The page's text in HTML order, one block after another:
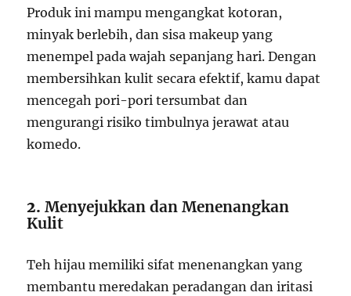
Produk ini mampu mengangkat kotoran,
minyak berlebih, dan sisa makeup yang
menempel pada wajah sepanjang hari. Dengan
membersihkan kulit secara efektif, kamu dapat
mencegah pori-pori tersumbat dan
mengurangi risiko timbulnya jerawat atau
komedo.
2.Menyejukkan dan Menenangkan
Kulit
Teh hijau memiliki sifat menenangkan yang
membantu meredakan peradangan dan iritasi